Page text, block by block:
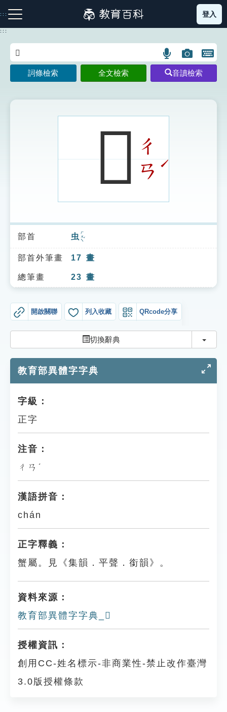
到
主
:::
注音索引圖示 筆畫索引圖示 部首索引表圖示
索引選單
知識索引
單字索引
遊戲專區
教學應用
貓頭鷹博士
登入
:::
語
言
搜
示
圖
片
搜
開
鍵
圖
詞條檢索 全文檢索 音讀檢索
𧕃ㄔ
ㄢˊ
部首 虫 ㄏㄨㄟˇ
部首外筆畫 17 畫
總筆畫 23 畫
開啟關聯 列入收藏 QRcode分享
切換辭典 切換
教育部異體字字典
字級：
正字
注音：
ㄔㄢˊ
漢語拼音：
chán
正字釋義：
蟹屬。見《集韻．平聲．銜韻》。
資料來源：
教育部異體字字典_𧕃
授權資訊：
創用CC-姓名標示-非商業性-禁止改作臺灣
3.0版授權條款